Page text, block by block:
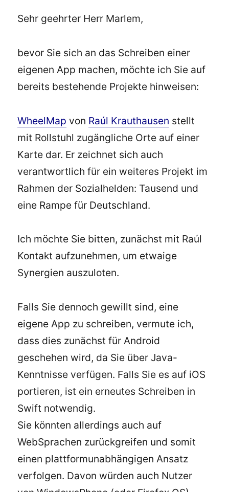
Sehr geehrter Herr Marlem,
bevor Sie sich an das Schreiben einer
eigenen App machen, möchte ich Sie auf
bereits bestehende Projekte hinweisen:
WheelMap von Raúl Krauthausen stellt
mit Rollstuhl zugängliche Orte auf einer
Karte dar. Er zeichnet sich auch
verantwortlich für ein weiteres Projekt im
Rahmen der Sozialhelden: Tausend und
eine Rampe für Deutschland.
Ich möchte Sie bitten, zunächst mit Raúl
Kontakt aufzunehmen, um etwaige
Synergien auszuloten.
Falls Sie dennoch gewillt sind, eine
eigene App zu schreiben, vermute ich,
dass dies zunächst für Android
geschehen wird, da Sie über Java-
Kenntnisse verfügen. Falls Sie es auf iOS
portieren, ist ein erneutes Schreiben in
Swift notwendig.
Sie könnten allerdings auch auf
WebSprachen zurückgreifen und somit
einen plattformunabhängigen Ansatz
verfolgen. Davon würden auch Nutzer